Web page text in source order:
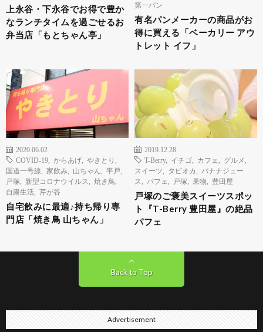
上永谷・下永谷でお得で豊か
なランチタイムを過ごせるお
弁当店「もとちゃん亭」
第一パン
有名パンメーカーの商品がお
得に買える「ベーカリー アウ
トレット イフ」
2020.06.02
COVID-19
からあげ やきとり
国道一号線
家飲み 山ちゃん 平戸
戸塚
新型コロナウイルス 焼き鳥
自粛生活
芹が谷
自宅飲みに最適♪持ち帰り専
門店「焼き鳥 山ちゃん」
2019.12.28
T-Berry, イチゴ カフェ グルメ
スイーツ
タピオカ
バナナジュー
ス
パフェ 戸塚 果物 豊田屋
戸塚のご褒美スイーツスポッ
ト『T-Berry 豊田屋』の絶品
パフェ
Back to Top
Advertisement